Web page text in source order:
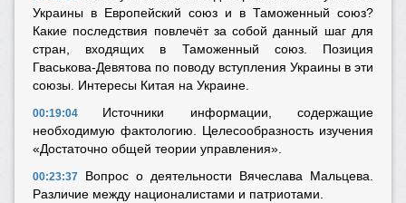
Украины в Европейский союз и в Таможенный союз?
Какие последствия повлечёт за собой данный шаг для
стран, входящих в Таможенный союз. Позиция
Гваськова-Девятова по поводу вступления Украины в эти
союзы. Интересы Китая на Украине.
00:19:04
Источники информации, содержащие
необходимую фактологию. Целесообразность изучения
«Достаточно общей теории управления».
00:23:37 Вопрос о деятельности Вячеслава Мальцева.
Различие между националистами и патриотами.